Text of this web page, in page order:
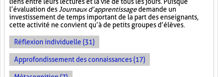
l’évaluation des Journaux d’apprentissagedemande un
investissement de temps important de la part des enseignants,
cette activité ne convient qu’à de petits groupes d’élèves.
Réflexion individuelle (31)
Approfondissement des connaissances (17)